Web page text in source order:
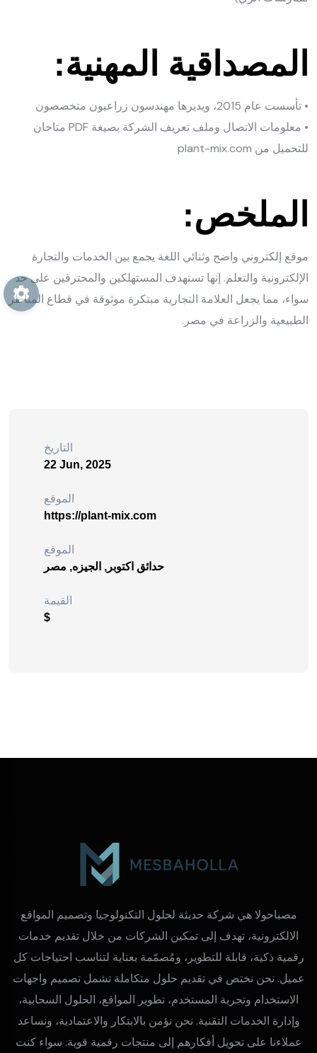
المصداقية المهنية:
• تأسست عام 2015، ويديرها مهندسون زراعيون متخصصون
• معلومات الاتصال وملف تعريف الشركة بصيغة PDF متاحان
للتحميل من plant-mix.com
الملخص:
موقع إلكتروني واضح وثنائي اللغة يجمع بين الخدمات والتجارة
الإلكترونية والتعلم. إنها تستهدف المستهلكين والمحترفين على حد
سواء، مما يجعل العلامة التجارية مبتكرة موثوقة في قطاع المناظر
الطبيعية والزراعة في مصر.
التاريخ
22 Jun, 2025
الموقع
https://plant-mix.com
الموقع
حدائق اكتوبر, الجيزه, مصر
القيمة
$
مصباحولا هي شركة حديثة لحلول التكنولوجيا وتصميم المواقع
الالكترونية، تهدف إلى تمكين الشركات من خلال تقديم خدمات
رقمية ذكية، قابلة للتطوير، ومُصمّمة بعناية لتناسب احتياجات كل
عميل. نحن نختص في تقديم حلول متكاملة تشمل تصميم واجهات
الاستخدام وتجربة المستخدم، تطوير المواقع، الحلول السحابية،
وإدارة الخدمات التقنية. نحن نؤمن بالابتكار والاعتمادية، ونساعد
عملاءنا على تحويل أفكارهم إلى منتجات رقمية قوية. سواء كنت